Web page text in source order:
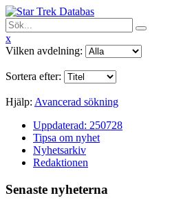
x
Vilken avdelning:
Sortera efter:
Hjälp: Avancerad sökning
Uppdaterad: 250728
Tipsa om nyhet
Nyhetsarkiv
Redaktionen
Senaste nyheterna